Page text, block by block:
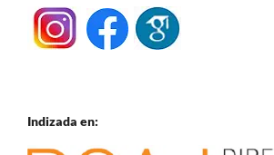
Indizada en: